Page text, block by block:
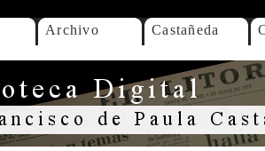
Archivo Castañeda